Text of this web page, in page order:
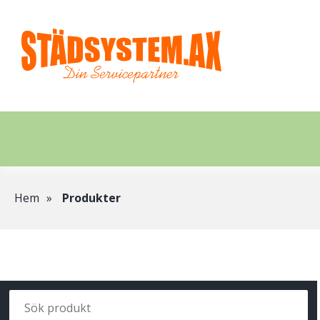
till
huvudinnehåll
Länkstig
Hem Produkter